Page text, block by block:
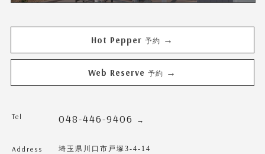
Hot Pepper 予約 →
Web Reserve 予約 →
Tel 048-446-9406 →
Address
埼玉県川口市戸塚3-4-14